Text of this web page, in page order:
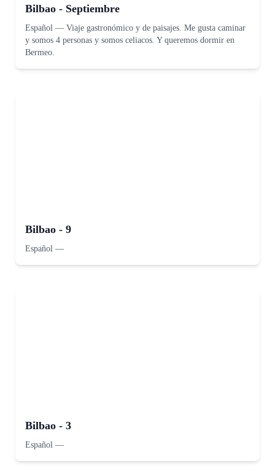
Bilbao - Septiembre
Español — Viaje gastronómico y de paisajes. Me gusta caminar
y somos 4 personas y somos celiacos. Y queremos dormir en
Bermeo.
Bilbao - 9
Español —
Bilbao - 3
Español —